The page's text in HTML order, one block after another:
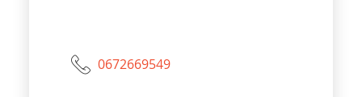
0672669549